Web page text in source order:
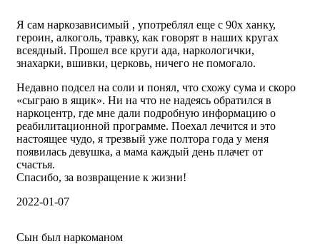
Я сам наркозависимый , употреблял еще с 90х ханку,
героин, алкоголь, травку, как говорят в наших кругах
всеядный. Прошел все круги ада, наркологички,
знахарки, вшивки, церковь, ничего не помогало.
Недавно подсел на соли и понял, что схожу сума и скоро
«сыграю в ящик». Ни на что не надеясь обратился в
наркоцентр, где мне дали подробную информацию о
реабилитационной программе. Поехал лечится и это
настоящее чудо, я трезвый уже полтора года у меня
появилась девушка, а мама каждый день плачет от
счастья.
Спасибо, за возвращение к жизни!
2022-01-07
Сын был наркоманом